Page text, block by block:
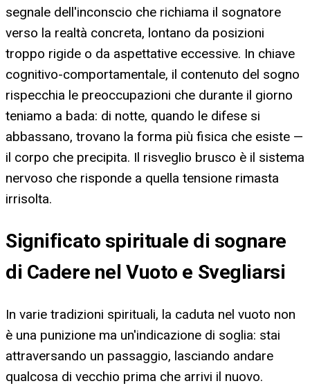
segnale dell'inconscio che richiama il sognatore
verso la realtà concreta, lontano da posizioni
troppo rigide o da aspettative eccessive. In chiave
cognitivo-comportamentale, il contenuto del sogno
rispecchia le preoccupazioni che durante il giorno
teniamo a bada: di notte, quando le difese si
abbassano, trovano la forma più fisica che esiste —
il corpo che precipita. Il risveglio brusco è il sistema
nervoso che risponde a quella tensione rimasta
irrisolta.
Significato spirituale di sognare
di Cadere nel Vuoto e Svegliarsi
In varie tradizioni spirituali, la caduta nel vuoto non
è una punizione ma un'indicazione di soglia: stai
attraversando un passaggio, lasciando andare
qualcosa di vecchio prima che arrivi il nuovo.